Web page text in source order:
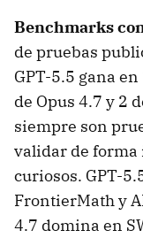
Benchmarks
de pruebas
GPT-5.5 gana
de Opus 4.7 y 2
siempre son
validar de forma
curiosos. GPT-
FrontierMath y
4.7 domina en